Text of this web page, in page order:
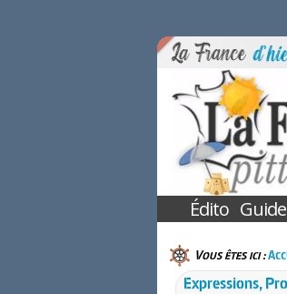
Édito Guide
Vous êtes ici :
Expressions,